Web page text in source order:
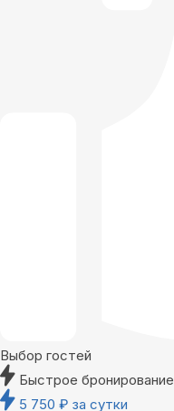
Выбор гостей
Быстрое бронирование
5 750 ₽ за сутки